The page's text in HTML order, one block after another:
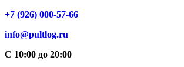
+7 (926) 000-57-66
info@pultlog.ru
С 10:00 до 20:00